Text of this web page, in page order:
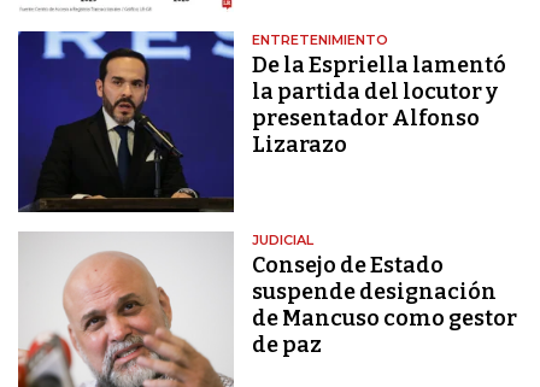
ENTRETENIMIENTO
De la Espriella lamentó
la partida del locutor y
presentador Alfonso
Lizarazo
JUDICIAL
Consejo de Estado
suspende designación
de Mancuso como gestor
de paz